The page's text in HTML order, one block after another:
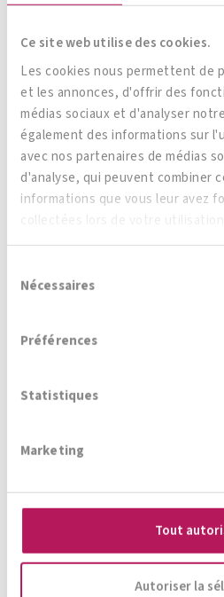
Ce site web utilise des cookies.
Les cookies nous permettent de
et les annonces, d'offrir des
médias sociaux et d'analyser
également des informations sur
avec nos partenaires de médias
d'analyse, qui peuvent combiner
informations que vous leur avez
Nécessaires
Préférences
Statistiques
Marketing
Tout
Autoriser la
Types de gastrite
Gastrite de type A
Également appelée
muqueuse gastrique. Elle
produisent l’acide
Environ 80% des cas de
de type B. Elle est
pathogène est capable de